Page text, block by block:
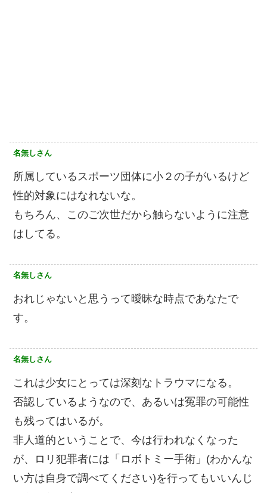
名無しさん
所属しているスポーツ団体に小２の子がいるけど
性的対象にはなれないな。
もちろん、このご次世だから触らないように注意
はしてる。
名無しさん
おれじゃないと思うって曖昧な時点であなたで
す。
名無しさん
これは少女にとっては深刻なトラウマになる。
否認しているようなので、あるいは冤罪の可能性
も残ってはいるが。
非人道的ということで、今は行われなくなった
が、ロリ犯罪者には「ロボトミー手術」(わかんな
い方は自身で調べてください)を行ってもいいんじ